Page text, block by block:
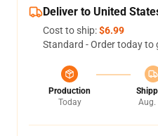
Deliver to United
Cost to ship:$6.99
Standard - Order today to
Production
Today
Aug.